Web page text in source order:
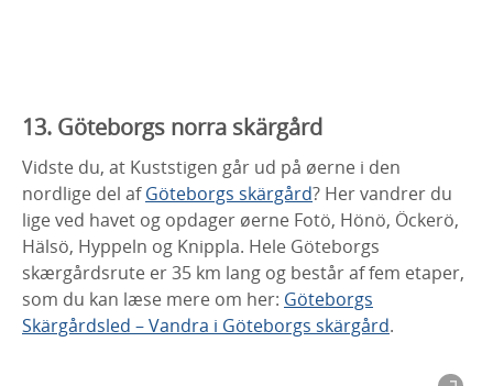
13. Göteborgs norra skärgård
Vidste du, at Kuststigen går ud på øerne i den
nordlige del afGöteborgs skärgård? Her vandrer du
lige ved havet og opdager øerne Fotö, Hönö, Öckerö,
Hälsö, Hyppeln og Knippla. Hele Göteborgs
skærgårdsrute er 35 km lang og består af fem etaper,
som du kan læse mere om her: Göteborgs
Skärgårdsled – Vandra i Göteborgs skärgård.